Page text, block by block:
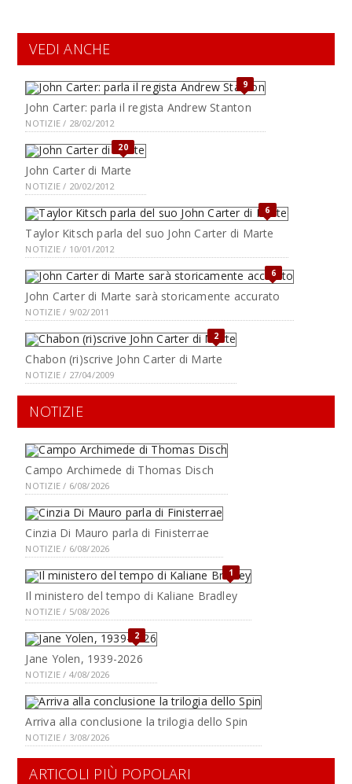
VEDI ANCHE
9
John Carter: parla il regista Andrew Stanton
NOTIZIE / 28/02/2012
20
John Carter di Marte
NOTIZIE / 20/02/2012
6
Taylor Kitsch parla del suo John Carter di Marte
NOTIZIE / 10/01/2012
6
John Carter di Marte sarà storicamente accurato
NOTIZIE / 9/02/2011
2
Chabon (ri)scrive John Carter di Marte
NOTIZIE / 27/04/2009
NOTIZIE
Campo Archimede di Thomas Disch
NOTIZIE / 6/08/2026
Cinzia Di Mauro parla di Finisterrae
NOTIZIE / 6/08/2026
1
Il ministero del tempo di Kaliane Bradley
NOTIZIE / 5/08/2026
2
Jane Yolen, 1939-2026
NOTIZIE / 4/08/2026
Arriva alla conclusione la trilogia dello Spin
NOTIZIE / 3/08/2026
ARTICOLI PIÙ POPOLARI